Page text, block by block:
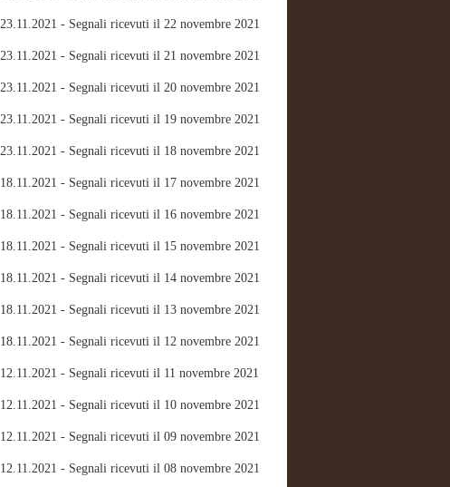
23.11.2021 - Segnali ricevuti il 22 novembre 2021
23.11.2021 - Segnali ricevuti il 21 novembre 2021
23.11.2021 - Segnali ricevuti il 20 novembre 2021
23.11.2021 - Segnali ricevuti il 19 novembre 2021
23.11.2021 - Segnali ricevuti il 18 novembre 2021
18.11.2021 - Segnali ricevuti il 17 novembre 2021
18.11.2021 - Segnali ricevuti il 16 novembre 2021
18.11.2021 - Segnali ricevuti il 15 novembre 2021
18.11.2021 - Segnali ricevuti il 14 novembre 2021
18.11.2021 - Segnali ricevuti il 13 novembre 2021
18.11.2021 - Segnali ricevuti il 12 novembre 2021
12.11.2021 - Segnali ricevuti il 11 novembre 2021
12.11.2021 - Segnali ricevuti il 10 novembre 2021
12.11.2021 - Segnali ricevuti il 09 novembre 2021
12.11.2021 - Segnali ricevuti il 08 novembre 2021